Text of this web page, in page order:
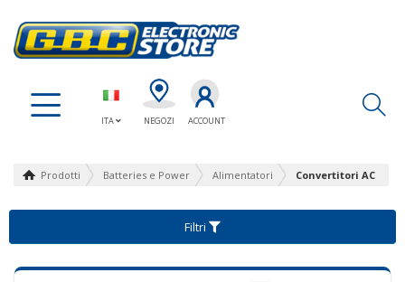
ITA NEGOZI ACCOUNT
Prodotti Batteries e Power Alimentatori Convertitori AC
Filtri